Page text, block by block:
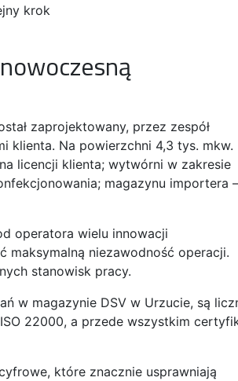
krok
zaprojektowany, przez zespół
klienta. Na powierzchni 4,3 tys. mkw.
licencji klienta; wytwórni w zakresie
magazynu importera –
operatora wielu innowacji
maksymalną niezawodność operacji.
stanowisk pracy.
w magazynie DSV w Urzucie, są
22000, a przede wszystkim
które znacznie usprawniają